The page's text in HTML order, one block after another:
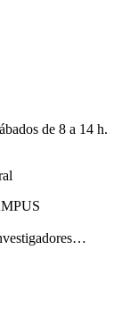
de 8 a 14 h.